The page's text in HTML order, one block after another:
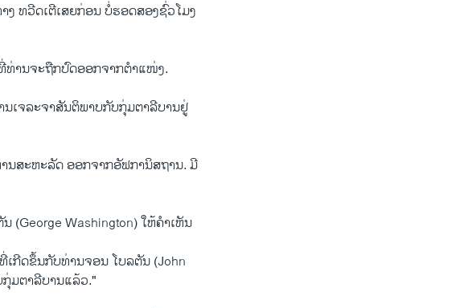
ທວີດ​ເຕີເສຍ​ກ່ອນ ບໍ່​ຮອດ​ສອງ​ຊົ່ວໂມງ
ານຈະ​ຖືກ​ປົດອອກ​ຈາກ​ຕຳ​ແໜ່ງ.
ເຈ​ລະ​ຈາສັນ​ຕິ​ພາບ​ກັບ​ກຸ່ມ​ຕາ​ລີ​ບານ​ຢູ່​
ນ​ສະ​ຫະ​ລັດ ອອກ​ຈາກ​ອັ​ຟ​ກາ​ນິ​ສ​ຖານ. ມີ​
(George Washington) ໃຫ້​ຄຳ​ເຫັນ​
ເກີດ​ຂຶ້ນ​ກັບທ່ານຈອນ ໂບ​ລ​ຕັນ (John
ມ​ຕາ​ລີ​ບານ​ແລ້ວ."